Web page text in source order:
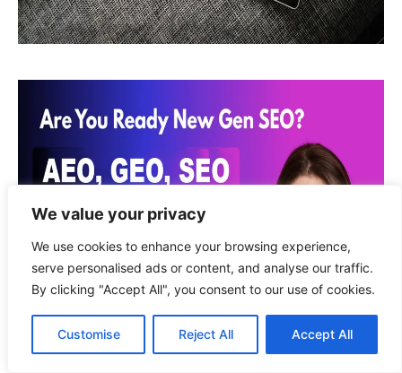
We value your privacy
We use cookies to enhance your browsing experience,
serve personalised ads or content, and analyse our traffic.
By clicking "Accept All", you consent to our use of cookies.
Customise Reject All Accept All